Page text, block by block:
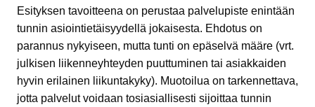
Esityksen tavoitteena on perustaa palvelupiste enintään
tunnin asiointietäisyydellä jokaisesta. Ehdotus on
parannus nykyiseen, mutta tunti on epäselvä määre (vrt.
julkisen liikenneyhteyden puuttuminen tai asiakkaiden
hyvin erilainen liikuntakyky). Muotoilua on tarkennettava,
jotta palvelut voidaan tosiasiallisesti sijoittaa tunnin